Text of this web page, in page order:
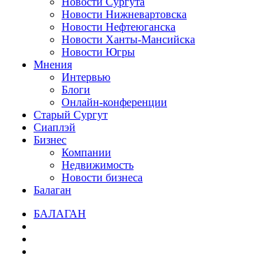
Новости Нижневартовска
Новости Нефтеюганска
Новости Ханты-Мансийска
Новости Югры
Мнения
Интервью
Блоги
Онлайн-конференции
Старый Сургут
Сиаплэй
Бизнес
Компании
Недвижимость
Новости бизнеса
Балаган
БАЛАГАН